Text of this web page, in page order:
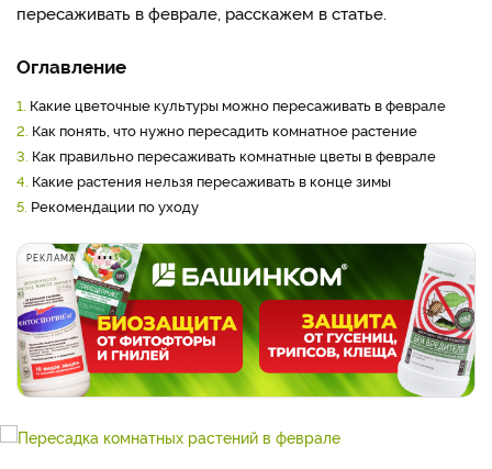
пересаживать в феврале, расскажем в статье.
Оглавление
1. Какие цветочные культуры можно пересаживать в феврале
2. Как понять, что нужно пересадить комнатное растение
3. Как правильно пересаживать комнатные цветы в феврале
4. Какие растения нельзя пересаживать в конце зимы
5. Рекомендации по уходу
РЕКЛАМА